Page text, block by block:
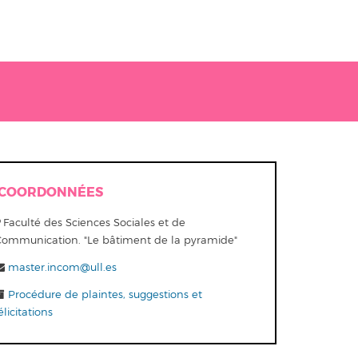
Faculté des Sciences Sociales et de
"Le bâtiment de la pyramide"
master.incom@ull.es
Procédure de plaintes, suggestions et